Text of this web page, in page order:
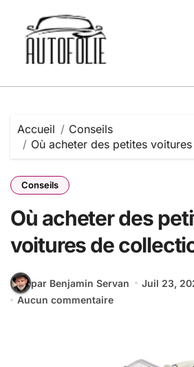
contenu
Accueil
Conseils
Où acheter des petites
Conseils
Où acheter des
voitures de
par Benjamin Servan
Juil 23,
Aucun commentaire